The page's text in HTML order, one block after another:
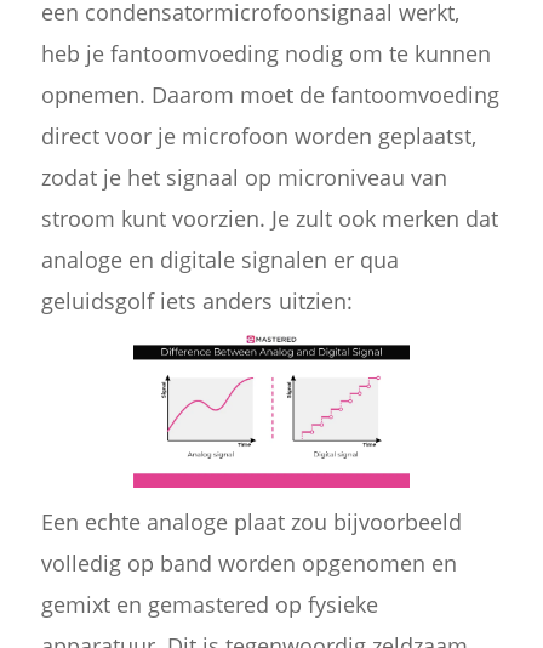
een condensatormicrofoonsignaal werkt,
heb je fantoomvoeding nodig om te kunnen
opnemen. Daarom moet de fantoomvoeding
direct voor je microfoon worden geplaatst,
zodat je het signaal op microniveau van
stroom kunt voorzien. Je zult ook merken dat
analoge en digitale signalen er qua
geluidsgolf iets anders uitzien:
Een echte analoge plaat zou bijvoorbeeld
volledig op band worden opgenomen en
gemixt en gemastered op fysieke